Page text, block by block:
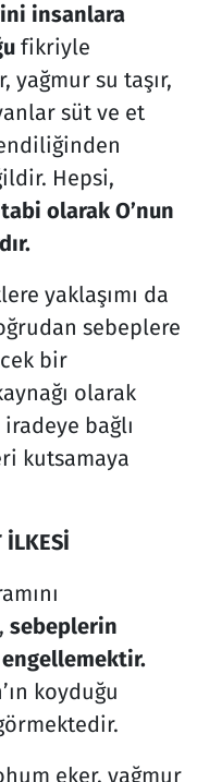
insanlara
fikriyle
yağmur su taşır,
süt ve et
Hepsi,
olarak O’nun
yaklaşımı da
sebeplere
bir
olarak
bağlı
kutsamaya
İLKESİ
sebeplerin
koyduğu
eker, yağmur